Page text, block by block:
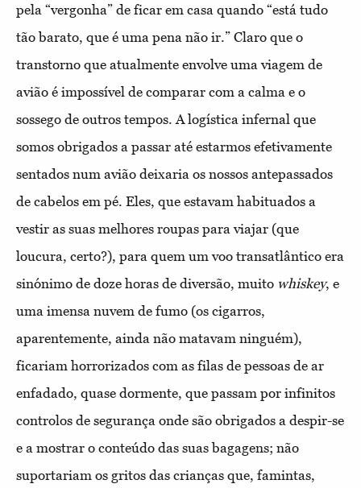
pela “vergonha” de ficar em casa quando “está tudo
tão barato, que é uma pena não ir.” Claro que o
transtorno que atualmente envolve uma viagem de
avião é impossível de comparar com a calma e o
sossego de outros tempos. A logística infernal que
somos obrigados a passar até estarmos efetivamente
sentados num avião deixaria os nossos antepassados
de cabelos em pé. Eles, que estavam habituados a
vestir as suas melhores roupas para viajar (que
loucura, certo?), para quem um voo transatlântico era
sinónimo de doze horas de diversão, muito whiskey, e
uma imensa nuvem de fumo (os cigarros,
aparentemente, ainda não matavam ninguém),
ficariam horrorizados com as filas de pessoas de ar
enfadado, quase dormente, que passam por infinitos
controlos de segurança onde são obrigados a despir-se
e a mostrar o conteúdo das suas bagagens; não
suportariam os gritos das crianças que, famintas,